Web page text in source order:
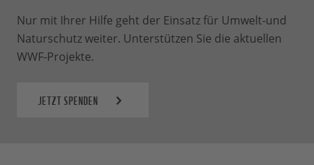
Nur mit Ihrer Hilfe geht der Einsatz für Umwelt-und
Naturschutz weiter. Unterstützen Sie die aktuellen
WWF-Projekte.
JETZT SPENDEN